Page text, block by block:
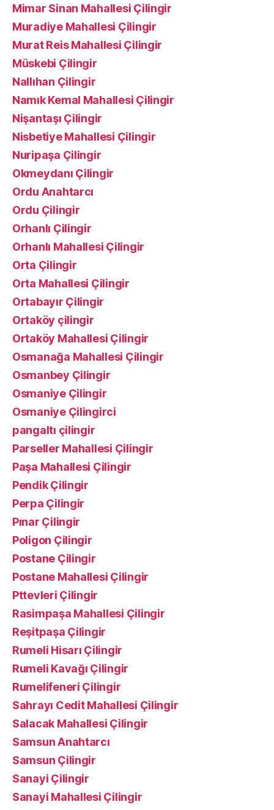
Mimar Sinan Mahallesi Çilingir
Muradiye Mahallesi Çilingir
Murat Reis Mahallesi Çilingir
Müskebi Çilingir
Nallıhan Çilingir
Namık Kemal Mahallesi Çilingir
Nişantaşı Çilingir
Nisbetiye Mahallesi Çilingir
Nuripaşa Çilingir
Okmeydanı Çilingir
Ordu Anahtarcı
Ordu Çilingir
Orhanlı Çilingir
Orhanlı Mahallesi Çilingir
Orta Çilingir
Orta Mahallesi Çilingir
Ortabayır Çilingir
Ortaköy çilingir
Ortaköy Mahallesi Çilingir
Osmanağa Mahallesi Çilingir
Osmanbey Çilingir
Osmaniye Çilingir
Osmaniye Çilingirci
pangaltı çilingir
Parseller Mahallesi Çilingir
Paşa Mahallesi Çilingir
Pendik Çilingir
Perpa Çilingir
Pınar Çilingir
Poligon Çilingir
Postane Çilingir
Postane Mahallesi Çilingir
Pttevleri Çilingir
Rasimpaşa Mahallesi Çilingir
Reşitpaşa Çilingir
Rumeli Hisarı Çilingir
Rumeli Kavağı Çilingir
Rumelifeneri Çilingir
Sahrayı Cedit Mahallesi Çilingir
Salacak Mahallesi Çilingir
Samsun Anahtarcı
Samsun Çilingir
Sanayi Çilingir
Sanayi Mahallesi Çilingir